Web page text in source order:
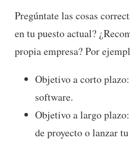
Pregúntate las cosas
en tu puesto actual?
propia empresa? Por
Objetivo a corto
software.
Objetivo a largo
de proyecto o lanzar